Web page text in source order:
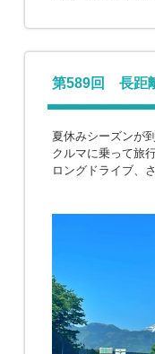
第589回 長距
夏休みシーズンが
クルマに乗って旅
ロングドライブ、